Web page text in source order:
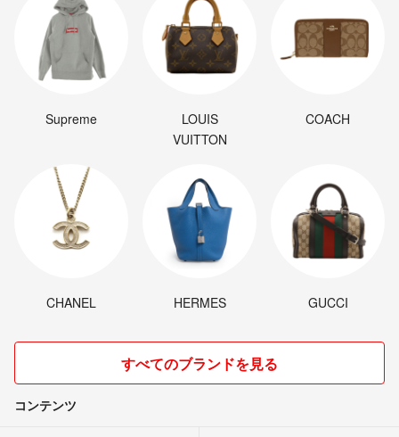
Supreme
LOUIS
VUITTON
COACH
CHANEL HERMES GUCCI
すべてのブランドを見る
コンテンツ